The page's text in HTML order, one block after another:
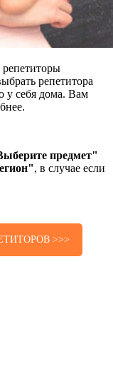
репетиторы
репетитора
себя дома. Вам
предмет"
, в случае если
>>>